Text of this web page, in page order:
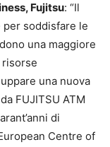
Fujitsu: “Il
soddisfare le
una maggiore
una nuova
FUJITSU ATM
di
Centre of